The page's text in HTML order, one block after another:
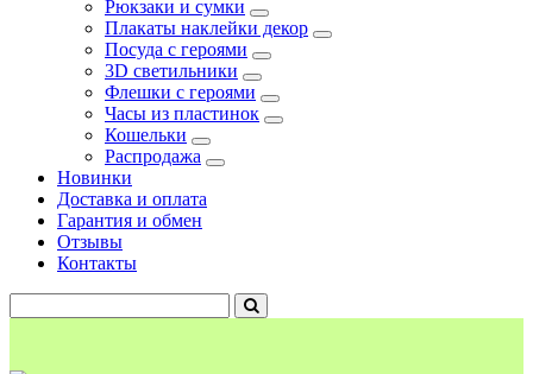
Рюкзаки и сумки
Плакаты наклейки декор
Посуда с героями
3D светильники
Флешки с героями
Часы из пластинок
Кошельки
Распродажа
Новинки
Доставка и оплата
Гарантия и обмен
Отзывы
Контакты